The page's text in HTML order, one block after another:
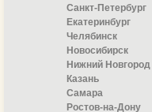
Санкт-Петербург
Екатеринбург
Челябинск
Новосибирск
Нижний Новгород
Казань
Самара
Ростов-на-Дону